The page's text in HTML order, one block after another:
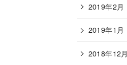
2019年2月
2019年1月
2018年12月